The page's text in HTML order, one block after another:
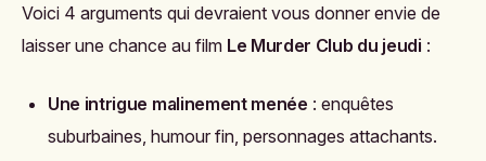
Voici 4 arguments qui devraient vous donner envie de
laisser une chance au film Le Murder Club du jeudi :
Une intrigue malinement menée : enquêtes
suburbaines, humour fin, personnages attachants.